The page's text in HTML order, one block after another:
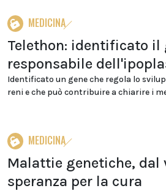
MEDICINA
Telethon: identificato il
responsabile
Identificato un gene che regola lo
reni e che può contribuire a chiarire i
MEDICINA
Malattie genetiche, dal
speranza per la cura